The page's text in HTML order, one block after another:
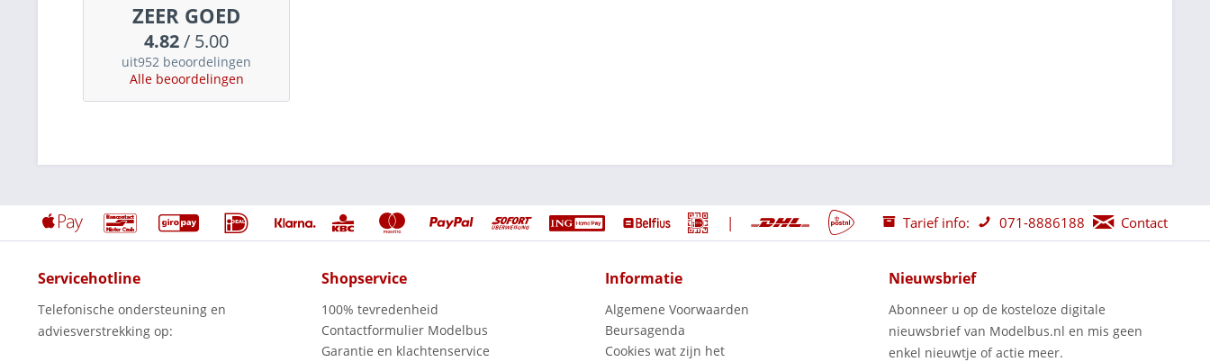
ZEER GOED
4.82/ 5.00
uit952 beoordelingen
Alle beoordelingen
| Tarief info: 071-8886188 Contact
Servicehotline
Telefonische ondersteuning en
adviesverstrekking op:
Shopservice
100% tevredenheid
Contactformulier Modelbus
Garantie en klachtenservice
Informatie
Algemene Voorwaarden
Beursagenda
Cookies wat zijn het
Nieuwsbrief
Abonneer u op de kosteloze digitale
nieuwsbrief van Modelbus.nl en mis geen
enkel nieuwtje of actie meer.